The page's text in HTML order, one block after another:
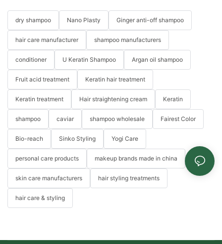
dry shampoo Nano Plasty Ginger anti-off shampoo
hair care manufacturer shampoo manufacturers
conditioner U Keratin Shampoo Argan oil shampoo
Fruit acid treatment Keratin hair treatment
Keratin treatment Hair straightening cream Keratin
shampoo caviar shampoo wholesale Fairest Color
Bio-reach Sinko Styling Yogi Care
personal care products makeup brands made in china
skin care manufacturers hair styling treatments
hair care & styling